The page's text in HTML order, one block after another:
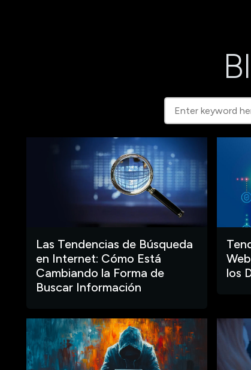
Las Tendencias de Búsqueda
en Internet: Cómo Está
Cambiando la Forma de
Buscar Información
los